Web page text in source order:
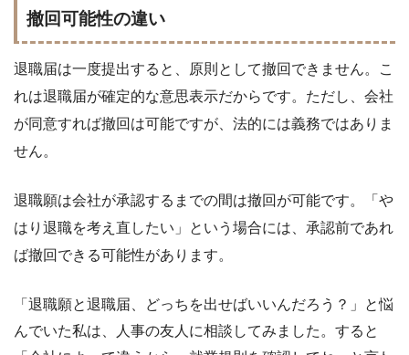
撤回可能性の違い
退職届は一度提出すると、原則として撤回できません。こ
れは退職届が確定的な意思表示だからです。ただし、会社
が同意すれば撤回は可能ですが、法的には義務ではありま
せん。
退職願は会社が承認するまでの間は撤回が可能です。「や
はり退職を考え直したい」という場合には、承認前であれ
ば撤回できる可能性があります。
「退職願と退職届、どっちを出せばいいんだろう？」と悩
んでいた私は、人事の友人に相談してみました。すると